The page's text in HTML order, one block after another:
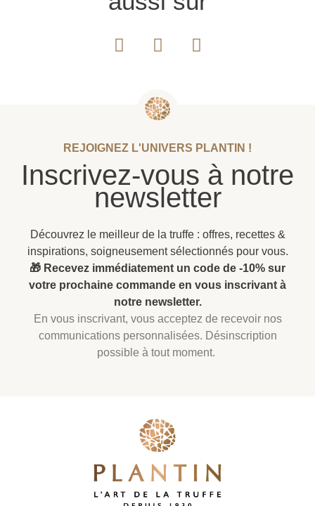
REJOIGNEZ L'UNIVERS PLANTIN !
Inscrivez-vous à notre
newsletter
Découvrez le meilleur de la truffe : offres, recettes &
inspirations, soigneusement sélectionnés pour vous.
🎁 Recevez immédiatement un code de -10% sur
votre prochaine commande en vous inscrivant à
notre newsletter.
En vous inscrivant, vous acceptez de recevoir nos
communications personnalisées. Désinscription
possible à tout moment.